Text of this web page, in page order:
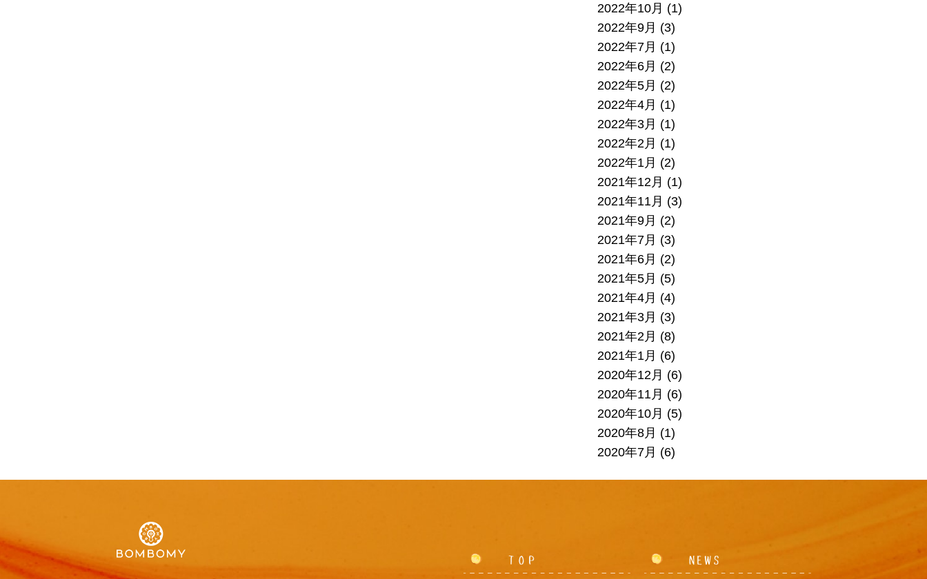
2022年10月 (1)
2022年9月 (3)
2022年7月 (1)
2022年6月 (2)
2022年5月 (2)
2022年4月 (1)
2022年3月 (1)
2022年2月 (1)
2022年1月 (2)
2021年12月 (1)
2021年11月 (3)
2021年9月 (2)
2021年7月 (3)
2021年6月 (2)
2021年5月 (5)
2021年4月 (4)
2021年3月 (3)
2021年2月 (8)
2021年1月 (6)
2020年12月 (6)
2020年11月 (6)
2020年10月 (5)
2020年8月 (1)
2020年7月 (6)